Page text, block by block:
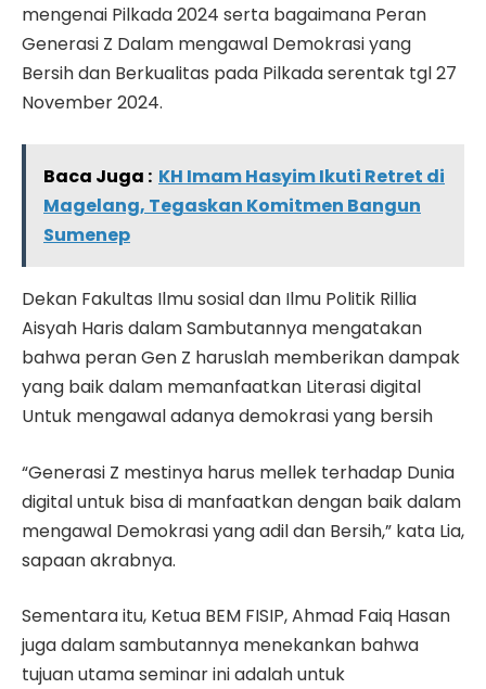
mengenai Pilkada 2024 serta bagaimana Peran
Generasi Z Dalam mengawal Demokrasi yang
Bersih dan Berkualitas pada Pilkada serentak tgl 27
November 2024.
Baca Juga : KH Imam Hasyim Ikuti Retret di
Magelang, Tegaskan Komitmen Bangun
Sumenep
Dekan Fakultas Ilmu sosial dan Ilmu Politik Rillia
Aisyah Haris dalam Sambutannya mengatakan
bahwa peran Gen Z haruslah memberikan dampak
yang baik dalam memanfaatkan Literasi digital
Untuk mengawal adanya demokrasi yang bersih
“Generasi Z mestinya harus mellek terhadap Dunia
digital untuk bisa di manfaatkan dengan baik dalam
mengawal Demokrasi yang adil dan Bersih,” kata Lia,
sapaan akrabnya.
Sementara itu, Ketua BEM FISIP, Ahmad Faiq Hasan
juga dalam sambutannya menekankan bahwa
tujuan utama seminar ini adalah untuk